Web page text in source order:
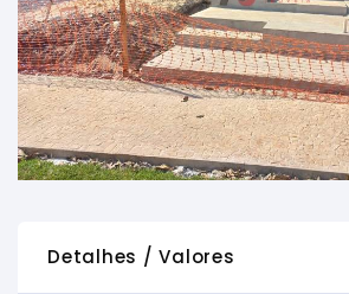
Detalhes / Valores